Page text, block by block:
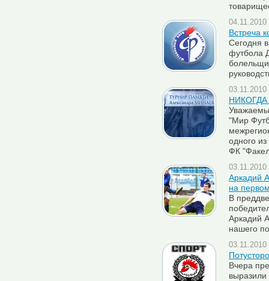
Встреча
Сегодня
футбола
"Мир
одного
ФК
Аркадий
на
В
Аркадий
нашего
Вчера
выразили